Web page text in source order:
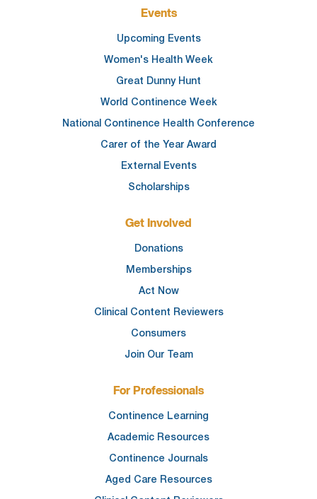
Events
Upcoming Events
Women's Health Week
Great Dunny Hunt
World Continence Week
National Continence Health Conference
Carer of the Year Award
External Events
Scholarships
Get Involved
Donations
Memberships
Act Now
Clinical Content Reviewers
Consumers
Join Our Team
For Professionals
Continence Learning
Academic Resources
Continence Journals
Aged Care Resources